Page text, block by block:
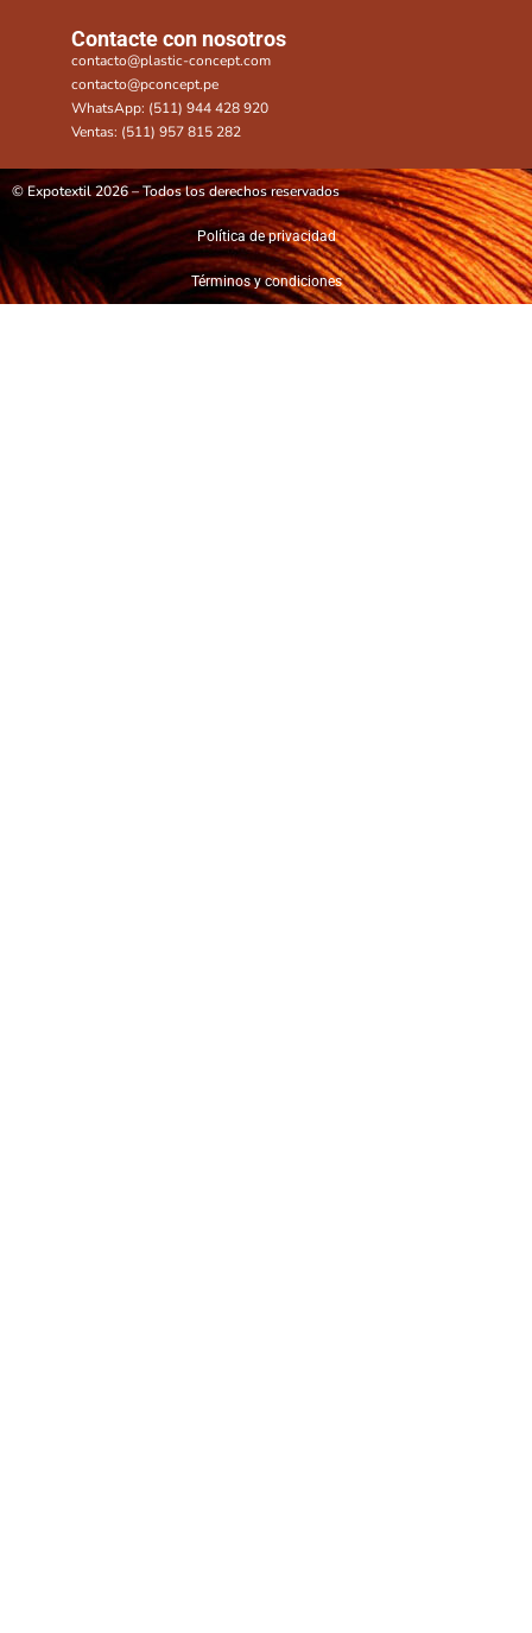
Contacte con nosotros
contacto@plastic-concept.com
contacto@pconcept.pe
WhatsApp: (511) 944 428 920
Ventas: (511) 957 815 282
© Expotextil 2026 – Todos los derechos reservados
Política de privacidad
Términos y condiciones